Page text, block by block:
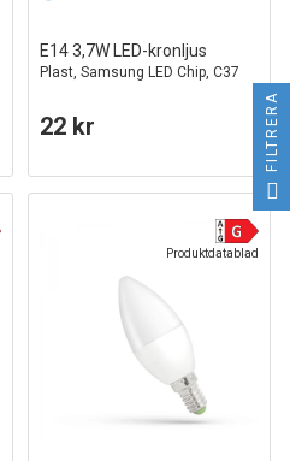
E14 3,7W LED-kronljus
Plast, Samsung LED Chip, C37
22 kr
Produktdatablad
FILTRERA